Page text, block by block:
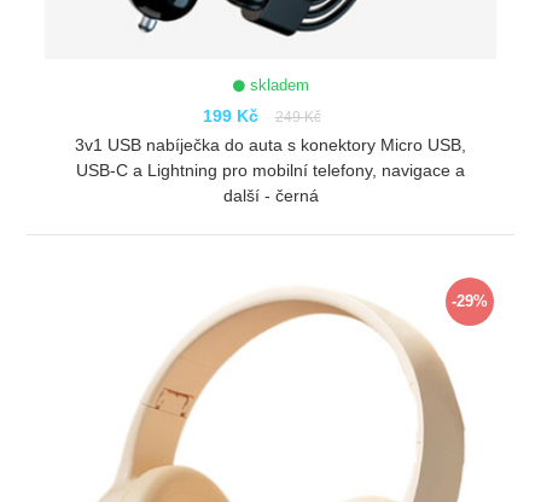
skladem
199 Kč 249 Kč
3v1 USB nabíječka do auta s konektory Micro USB,
USB-C a Lightning pro mobilní telefony, navigace a
další - černá
-29%